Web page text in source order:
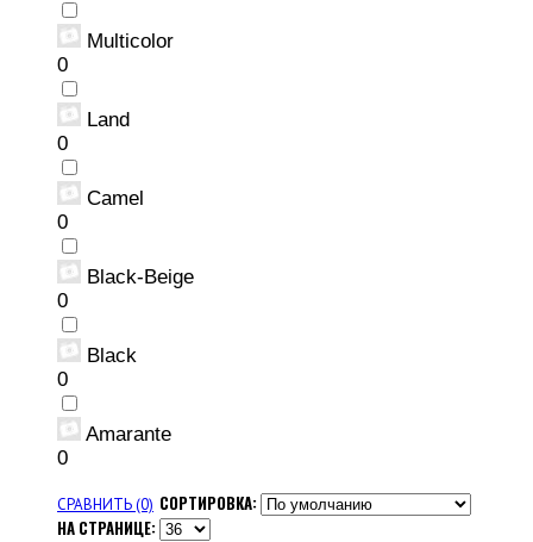
Multicolor
0
Land
0
Camel
0
Black-Beige
0
Black
0
Amarante
0
СРАВНИТЬ (0) СОРТИРОВКА:
НА СТРАНИЦЕ: